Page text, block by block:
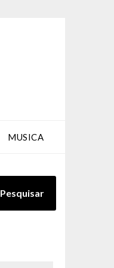
MUSICA
Pesquisar